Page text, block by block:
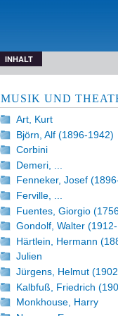
INHALT
MUSIK UND
Art, Kurt
Björn, Alf (1896-1942)
Corbini
Demeri, ...
Fenneker, Josef
Ferville, ...
Fuentes, Giorgio
Gondolf, Walter
Härtlein, Hermann
Julien
Jürgens, Helmut
Kalbfuß, Friedrich
Monkhouse, Harry